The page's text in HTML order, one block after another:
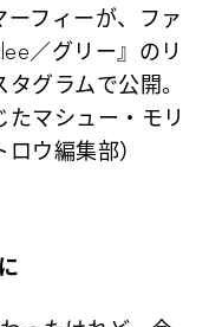
フィーが、ファ
／グリー』のリ
グラムで公開。
マシュー・モリ
ウ編集部）